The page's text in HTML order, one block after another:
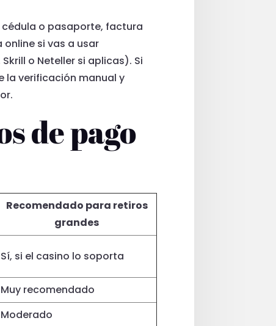
o pasaporte, factura
si vas a usar
o Neteller si aplicas). Si
la verificación manual y
de pago
Recomendado para retiros
grandes
Sí, si el casino lo soporta
Muy recomendado
Moderado